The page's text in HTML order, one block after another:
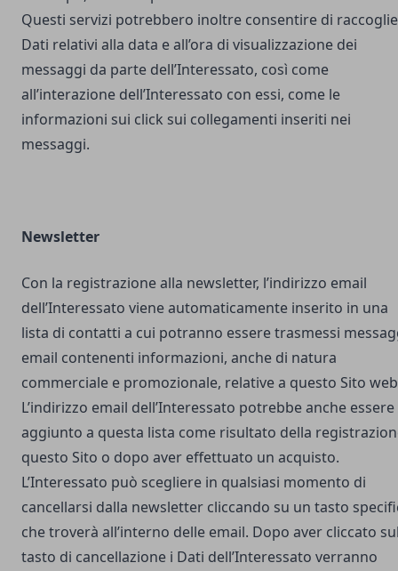
Questi servizi potrebbero inoltre consentire di
Dati relativi alla data e all’ora di visualizzazione dei
messaggi da parte dell’Interessato, così come
all’interazione dell’Interessato con essi, come le
informazioni sui click sui collegamenti inseriti nei
messaggi.
Newsletter
Con la registrazione alla newsletter, l’indirizzo email
dell’Interessato viene automaticamente inserito in una
lista di contatti a cui potranno essere trasmessi
email contenenti informazioni, anche di natura
commerciale e promozionale, relative a questo Sito
L’indirizzo email dell’Interessato potrebbe anche essere
aggiunto a questa lista come risultato della
questo Sito o dopo aver effettuato un acquisto.
L’Interessato può scegliere in qualsiasi momento di
cancellarsi dalla newsletter cliccando su un tasto
che troverà all’interno delle email. Dopo aver cliccato
tasto di cancellazione i Dati dell’Interessato verranno